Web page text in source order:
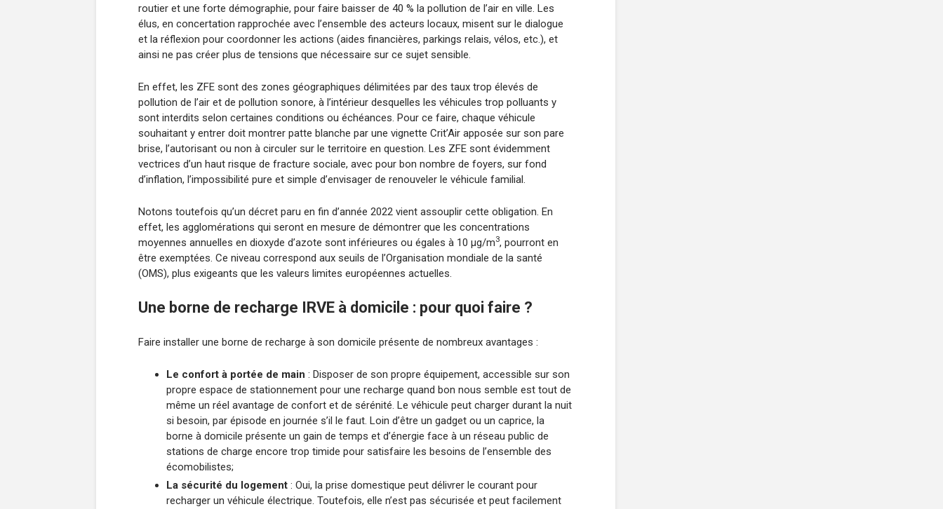
routier et une forte démographie, pour faire baisser de 40 % la pollution de l’air en ville. Les
élus, en concertation rapprochée avec l’ensemble des acteurs locaux, misent sur le dialogue
et la réflexion pour coordonner les actions (aides financières, parkings relais, vélos, etc.), et
ainsi ne pas créer plus de tensions que nécessaire sur ce sujet sensible.
En effet, les ZFE sont des zones géographiques délimitées par des taux trop élevés de
pollution de l’air et de pollution sonore, à l’intérieur desquelles les véhicules trop polluants y
sont interdits selon certaines conditions ou échéances. Pour ce faire, chaque véhicule
souhaitant y entrer doit montrer patte blanche par une vignette Crit’Air apposée sur son pare
brise, l’autorisant ou non à circuler sur le territoire en question. Les ZFE sont évidemment
vectrices d’un haut risque de fracture sociale, avec pour bon nombre de foyers, sur fond
d’inflation, l’impossibilité pure et simple d’envisager de renouveler le véhicule familial.
Notons toutefois qu’un décret paru en fin d’année 2022 vient assouplir cette obligation. En
effet, les agglomérations qui seront en mesure de démontrer que les concentrations
moyennes annuelles en dioxyde d’azote sont inférieures ou égales à 10 µg/m3, pourront en
être exemptées. Ce niveau correspond aux seuils de l’Organisation mondiale de la santé
(OMS), plus exigeants que les valeurs limites européennes actuelles.
Une borne de recharge IRVE à domicile : pour quoi faire ?
Faire installer une borne de recharge à son domicile présente de nombreux avantages :
Le confort à portée de main : Disposer de son propre équipement, accessible sur son
propre espace de stationnement pour une recharge quand bon nous semble est tout de
même un réel avantage de confort et de sérénité. Le véhicule peut charger durant la nuit
si besoin, par épisode en journée s’il le faut. Loin d’être un gadget ou un caprice, la
borne à domicile présente un gain de temps et d’énergie face à un réseau public de
stations de charge encore trop timide pour satisfaire les besoins de l’ensemble des
écomobilistes;
La sécurité du logement : Oui, la prise domestique peut délivrer le courant pour
recharger un véhicule électrique. Toutefois, elle n’est pas sécurisée et peut facilement